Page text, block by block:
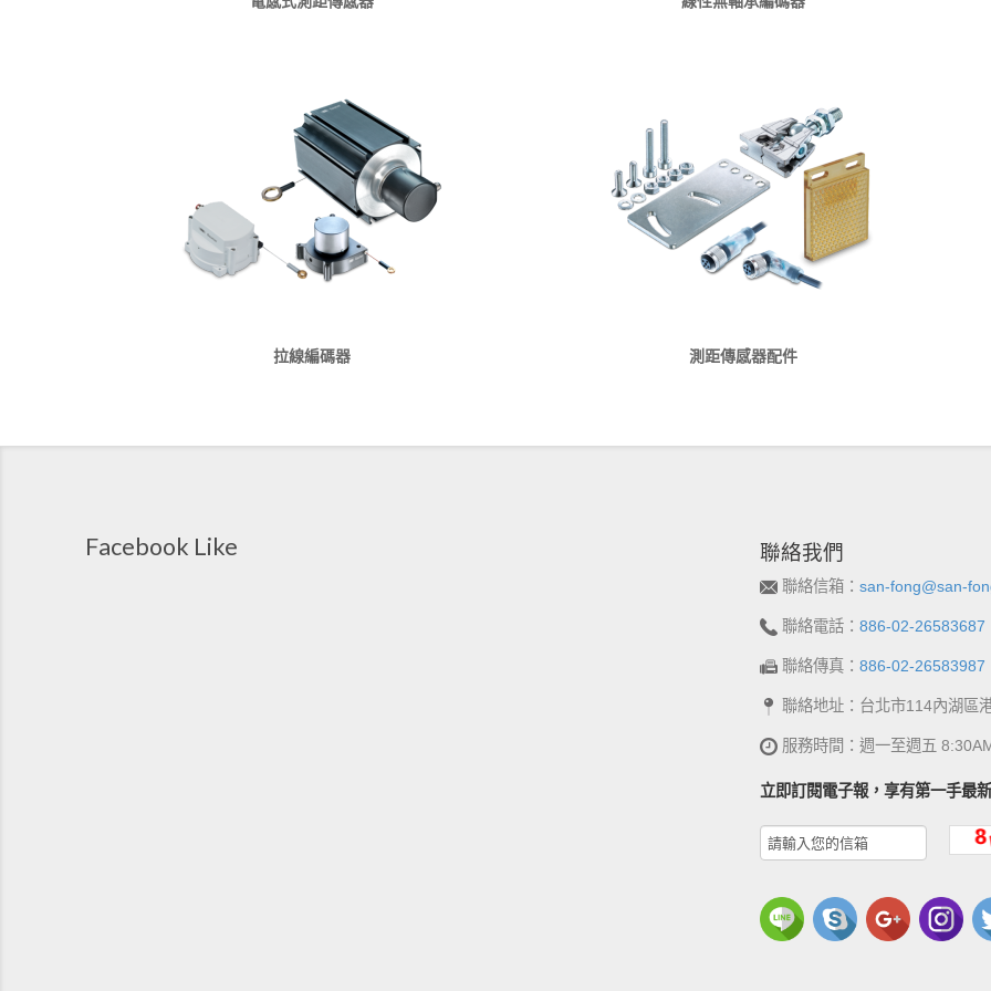
拉線編碼器 測距傳感器配件
Facebook Like 聯絡我們
聯絡信箱：san-fong@san-
聯絡電話：886-02-26583687
聯絡傳真：886-02-26583987
聯絡地址：台北市114內湖
服務時間：週一至週五
立即訂閱電子報，享有第一手最